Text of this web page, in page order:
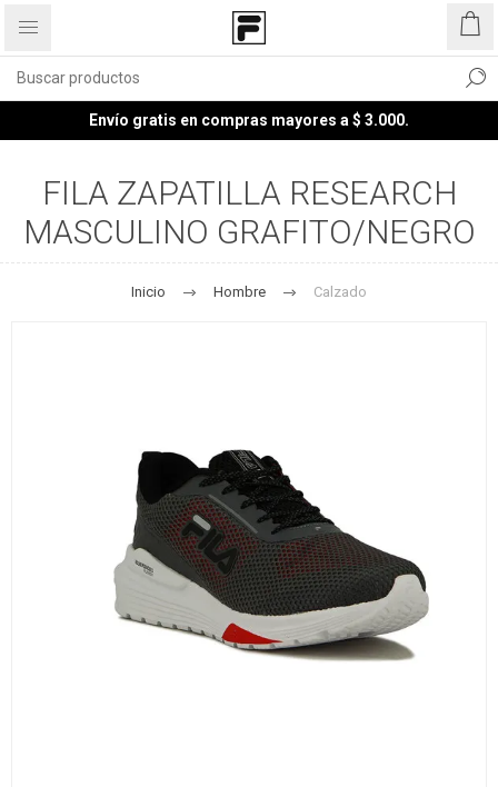
Envío gratis en compras mayores a $ 3.000.
FILA ZAPATILLA RESEARCH
MASCULINO GRAFITO/NEGRO
Inicio Hombre Calzado